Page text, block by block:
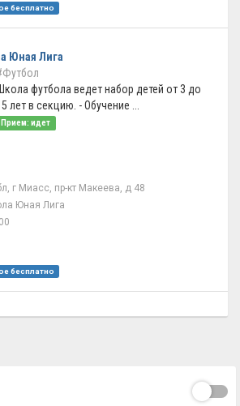
бесплатно
Юная Лига
футбола ведет набор детей от 3 до
лет в секцию. - Обучение ...
Прием: идет
г Миасс, пр-кт Макеева, д 48
Юная Лига
бесплатно